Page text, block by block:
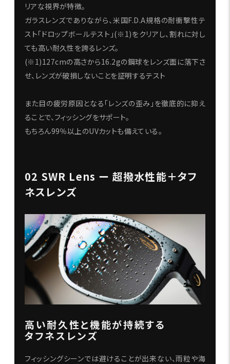
リアな視界が特徴。
ガラスレンズでありながら、米国F.D.A規格の耐衝撃性テ
スト「ドロップボールテスト」(※1)をクリアし、割れに対し
ても高い耐久性を誇るレンズ。
(※1)127cmの高さから16.2gの鋼球をレンズ面に落下さ
せ、レンズが破損しないことを証明するテスト
また目の疲労原因となる「レンズの歪み」を徹底的に抑え
ることで、フィッシングをサポート。
もちろん99％以上のUVカットも備えている。
02 SWR Lens ー 超撥水性能＋タフ
ネスレンズ
高い耐久性と機能が持続する
タフネスレンズ
フィッシングシーンでは避けることが出来ない、雨粒や海